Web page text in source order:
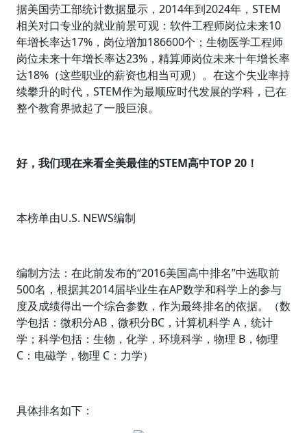
据美国劳工部统计数据显示，2014年到2024年，STEM
相关对口专业的就业前景可观：软件工程师岗位未来10
年增长率达17%，岗位增加186600个；生物医学工程师
岗位未来十年增长率达23%，精算师岗位未来十年增长率
达18%（这些职业的薪资也相当可观）。在这个失业率持
续攀升的时代，STEM作为最顺应时代发展的学科，已在
整个教育界掀起了一股巨浪。
好，我们现在来看全美最佳的STEM高中TOP 20！
本榜单由U.S. NEWS编制
编制方法：在此前发布的“2016美国高中排名”中选取前
500名，根据其2014届毕业生在AP数学和科学上的参与
度及成绩得出一个综合参数，作为最终排名的依据。（数
学包括：微积分AB，微积分BC，计算机科学 A，统计
学；科学包括：生物，化学，环境科学，物理 B，物理
C：电磁学，物理 C：力学）
具体排名如下：